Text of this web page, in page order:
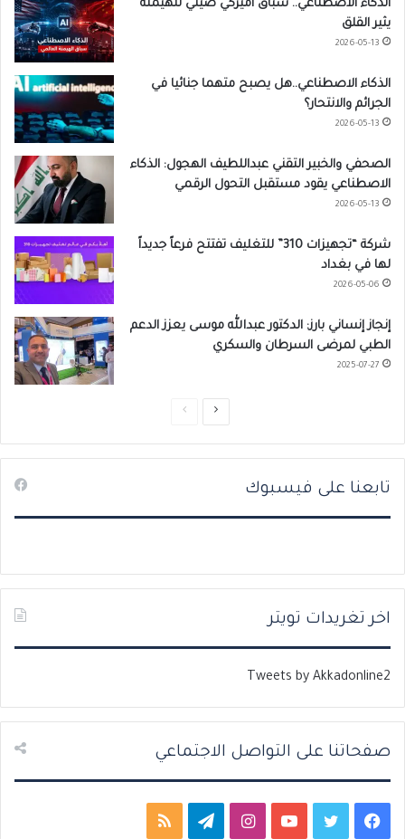
الذكاء الاصطناعي.. سباق أميركي صيني للهيمنة
يثير القلق
2026-05-13
الذكاء الاصطناعي..هل يصبح متهما جنائيا في
الجرائم والانتحار؟
2026-05-13
الصحفي والخبير التقني عبداللطيف الهجول: الذكاء
الاصطناعي يقود مستقبل التحول الرقمي
2026-05-13
شركة “تجهيزات 310” للتغليف تفتتح فرعاً جديداً
لها في بغداد
2026-05-06
إنجاز إنساني بارز: الدكتور عبدالله موسى يعزز الدعم
الطبي لمرضى السرطان والسكري
2025-07-27
ص
ل
ص
ل
تابعنا على فيسبوك
اخر تغريدات تويتر
Tweets by Akkadonline2
صفحاتنا على التواصل الاجتماعي